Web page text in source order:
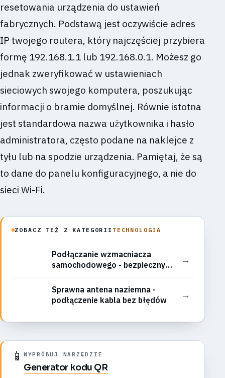
resetowania urządzenia do ustawień
fabrycznych. Podstawą jest oczywiście adres
IP twojego routera, który najczęściej przybiera
formę 192.168.1.1 lub 192.168.0.1. Możesz go
jednak zweryfikować w ustawieniach
sieciowych swojego komputera, poszukując
informacji o bramie domyślnej. Równie istotna
jest standardowa nazwa użytkownika i hasło
administratora, często podane na naklejce z
tyłu lub na spodzie urządzenia. Pamiętaj, że są
to dane do panelu konfiguracyjnego, a nie do
sieci Wi-Fi.
ZOBACZ TEŻ Z KATEGORII TECHNOLOGIA
Podłączanie wzmacniacza
samochodowego - bezpieczny
schemat
→
Sprawna antena naziemna -
podłączenie kabla bez błędów
→
📱 WYPRÓBUJ NARZĘDZIE
Generator kodu QR